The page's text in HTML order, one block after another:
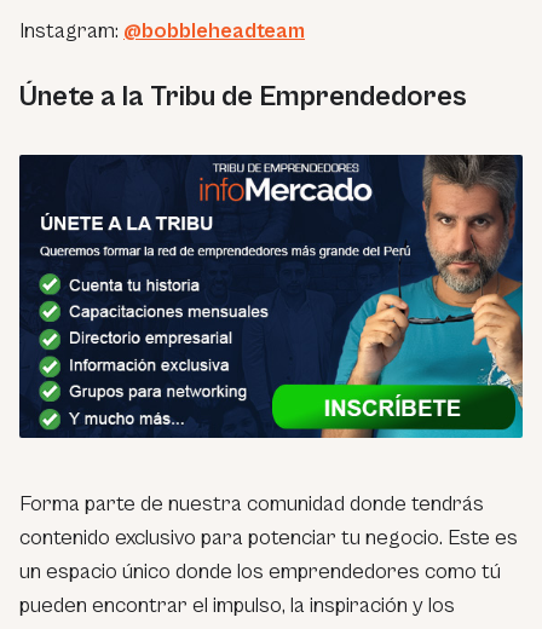
Instagram: @bobbleheadteam
Únete a la Tribu de Emprendedores
Forma parte de nuestra comunidad donde tendrás
contenido exclusivo para potenciar tu negocio. Este es
un espacio único donde los emprendedores como tú
pueden encontrar el impulso, la inspiración y los